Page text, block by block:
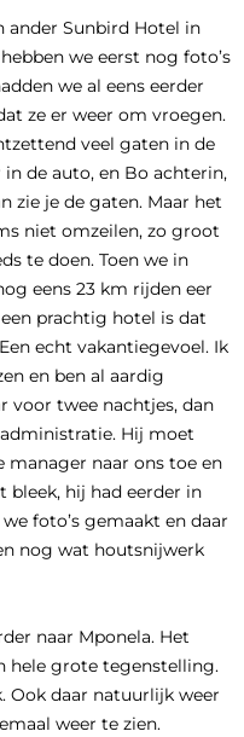
ander Sunbird Hotel in
we eerst nog foto’s
we al eens eerder
ze er weer om vroegen.
veel gaten in de
de auto, en Bo achterin,
zie je de gaten. Maar het
niet omzeilen, zo groot
te doen. Toen we in
eens 23 km rijden eer
prachtig hotel is dat
echt vakantiegevoel. Ik
en ben al aardig
voor twee nachtjes, dan
Hij moet
manager naar ons toe en
bleek, hij had eerder in
foto’s gemaakt en daar
nog wat houtsnijwerk
naar Mponela. Het
hele grote tegenstelling.
Ook daar natuurlijk weer
weer te zien.